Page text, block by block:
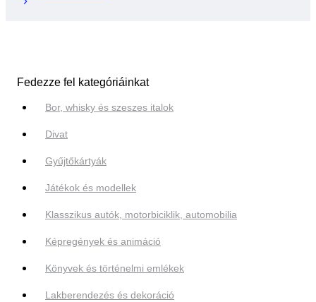
Fedezze fel kategóriáinkat
Bor, whisky és szeszes italok
Divat
Gyűjtőkártyák
Játékok és modellek
Klasszikus autók, motorbiciklik, automobilia
Képregények és animáció
Könyvek és történelmi emlékek
Lakberendezés és dekoráció